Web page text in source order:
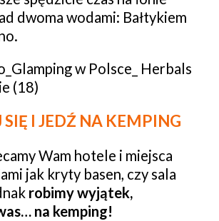
dwoma wodami: Bałtykiem
SIĘ I JEDŹ NA KEMPING
Wam hotele i miejsca
jak kryty basen, czy sala
robimy wyjątek,
na kemping!